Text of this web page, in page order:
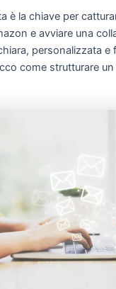
è la chiave per
e avviare una
personalizzata e
come strutturare